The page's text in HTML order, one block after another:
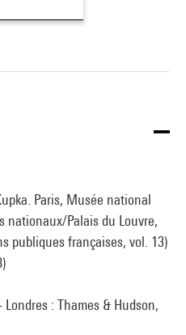
Paris, Musée national
nationaux/Palais du Louvre,
publiques françaises, vol. 13)
Londres : Thames & Hudson,